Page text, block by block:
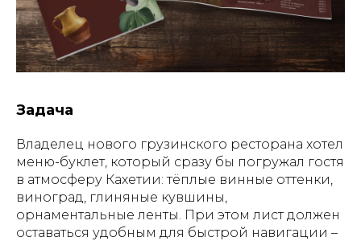
Задача
Владелец нового грузинского ресторана хотел
меню-буклет, который сразу бы погружал гостя
в атмосферу Кахетии: тёплые винные оттенки,
виноград, глиняные кувшины,
орнаментальные ленты. При этом лист должен
оставаться удобным для быстрой навигации –